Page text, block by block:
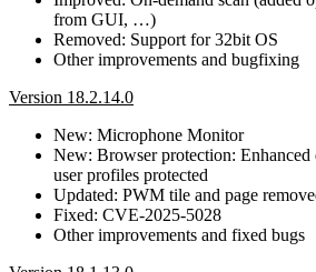
from GUI, …)
Removed: Support for 32bit OS
Other improvements and bugfixing
Version 18.2.14.0
New: Microphone Monitor
New: Browser protection: Enhanced
user profiles protected
Updated: PWM tile and page
Fixed: CVE-2025-5028
Other improvements and fixed bugs